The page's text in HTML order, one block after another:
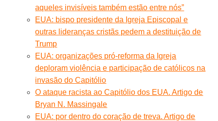
aqueles invisíveis também estão entre nós”
EUA: bispo presidente da Igreja Episcopal e
outras lideranças cristãs pedem a destituição de
Trump
EUA: organizações pró-reforma da Igreja
deploram violência e participação de católicos na
invasão do Capitólio
O ataque racista ao Capitólio dos EUA. Artigo de
Bryan N. Massingale
EUA: por dentro do coração de treva. Artigo de